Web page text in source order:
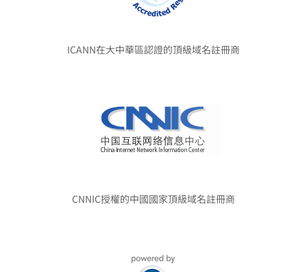
ICANN在大中華區認證的頂級域名註冊商
CNNIC授權的中國國家頂級域名註冊商